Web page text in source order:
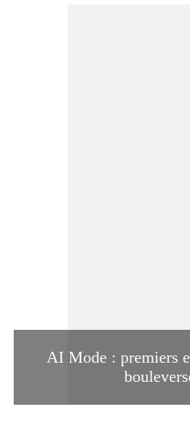
AI Mode : premiers